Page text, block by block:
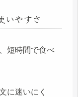
いやすさ
短時間で食べ
に迷いにく